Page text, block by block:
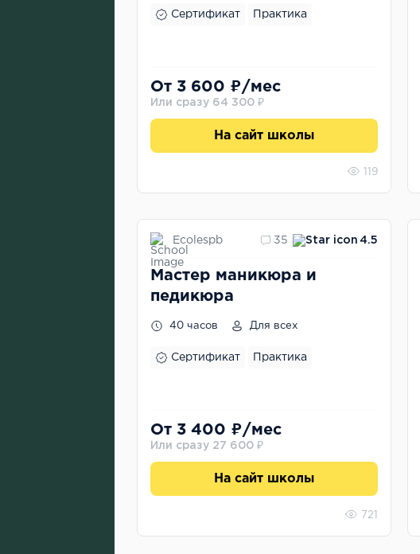
Сертификат Практика
От 3 600 ₽/мес
Или сразу 64 300 ₽
На сайт школы
119
Ecolespb 35 4.5
Мастер маникюра и
педикюра
40 часов Для всех
Сертификат Практика
От 3 400 ₽/мес
Или сразу 27 600 ₽
На сайт школы
721